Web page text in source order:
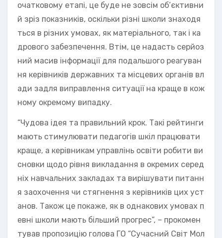
очатковому етапі, це буде не зовсім об’єктивни
й зріз показників, оскільки різні школи знаходя
ться в різних умовах, як матеріального, так і ка
дрового забезпечення. Втім, це надасть серйоз
ний масив інформації для подальшого реагуван
ня керівників державних та місцевих органів вл
ади задля виправлення ситуації на краще в кож
ному окремому випадку.
“Чудова ідея та правильний крок. Такі рейтинги
мають стимулювати педагогів шкіл працювати
краще, а керівникам управлінь освіти робити ви
сновки щодо рівня викладання в окремих серед
ніх навчальних закладах та вирішувати питанн
я заохочення чи стягнення з керівників цих уст
анов. Також це покаже, як в однакових умовах п
евні школи мають більший прогрес”, – прокомен
тував пропозицію голова ГО “Сучасний Світ Мол